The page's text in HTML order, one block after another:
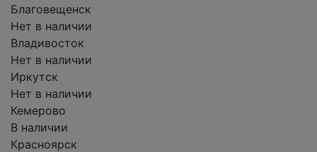
Благовещенск
Нет в наличии
Владивосток
Нет в наличии
Иркутск
Нет в наличии
Кемерово
В наличии
Красноярск